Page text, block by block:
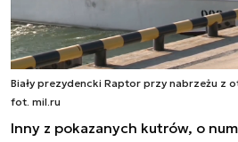
Biały prezydencki Raptor przy nabrzeżu z
fot. mil.ru
Inny z pokazanych kutrów, o